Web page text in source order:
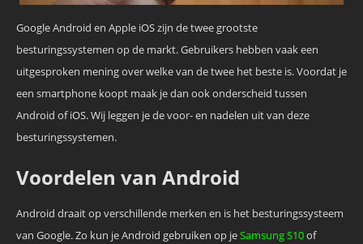
Google Android en Apple iOS zijn de twee grootste
besturingssystemen op de markt. Gebruikers hebben vaak een
uitgesproken mening over welke van de twee het beste is. Voordat je
een smartphone koopt maak je dan ook onderscheid tussen
Android of iOS. Wij leggen je de voor- en nadelen uit van deze
besturingssystemen.
Voordelen van Android
Android draait op verschillende merken en is het besturingssysteem
van Google. Zo kun je Android gebruiken op jeSamsung S10of